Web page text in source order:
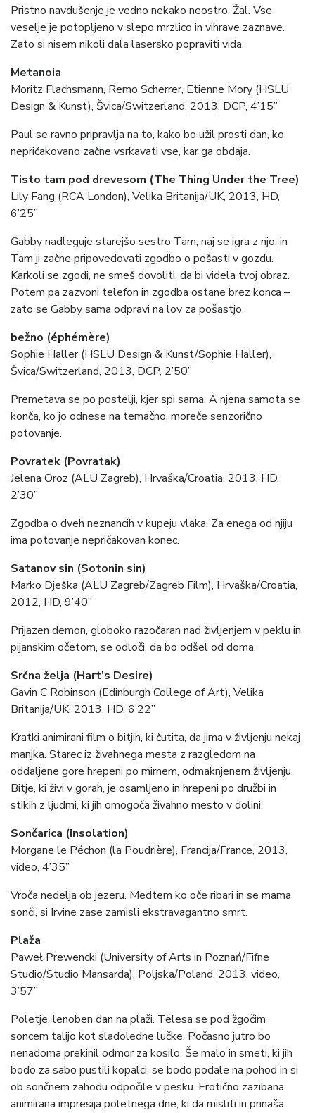
Pristno navdušenje je vedno nekako neostro. Žal. Vse
veselje je potopljeno v slepo mrzlico in vihrave zaznave.
Zato si nisem nikoli dala lasersko popraviti vida.
Metanoia
Moritz Flachsmann, Remo Scherrer, Etienne Mory (HSLU
Design & Kunst), Švica/Switzerland, 2013, DCP, 4’15”
Paul se ravno pripravlja na to, kako bo užil prosti dan, ko
nepričakovano začne vsrkavati vse, kar ga obdaja.
Tisto tam pod drevesom (The Thing Under the Tree)
Lily Fang (RCA London), Velika Britanija/UK, 2013, HD,
6’25”
Gabby nadleguje starejšo sestro Tam, naj se igra z njo, in
Tam ji začne pripovedovati zgodbo o pošasti v gozdu.
Karkoli se zgodi, ne smeš dovoliti, da bi videla tvoj obraz.
Potem pa zazvoni telefon in zgodba ostane brez konca –
zato se Gabby sama odpravi na lov za pošastjo.
bežno (éphémère)
Sophie Haller (HSLU Design & Kunst/Sophie Haller),
Švica/Switzerland, 2013, DCP, 2’50”
Premetava se po postelji, kjer spi sama. A njena samota se
konča, ko jo odnese na temačno, moreče senzorično
potovanje.
Povratek (Povratak)
Jelena Oroz (ALU Zagreb), Hrvaška/Croatia, 2013, HD,
2’30’’
Zgodba o dveh neznancih v kupeju vlaka. Za enega od njiju
ima potovanje nepričakovan konec.
Satanov sin (Sotonin sin)
Marko Dješka (ALU Zagreb/Zagreb Film), Hrvaška/Croatia,
2012, HD, 9’40”
Prijazen demon, globoko razočaran nad življenjem v peklu in
pijanskim očetom, se odloči, da bo odšel od doma.
Srčna želja (Hart’s Desire)
Gavin C Robinson (Edinburgh College of Art), Velika
Britanija/UK, 2013, HD, 6’22”
Kratki animirani film o bitjih, ki čutita, da jima v življenju nekaj
manjka. Starec iz živahnega mesta z razgledom na
oddaljene gore hrepeni po mirnem, odmaknjenem življenju.
Bitje, ki živi v gorah, je osamljeno in hrepeni po družbi in
stikih z ljudmi, ki jih omogoča živahno mesto v dolini.
Sončarica (Insolation)
Morgane le Péchon (la Poudrière), Francija/France, 2013,
video, 4’35”
Vroča nedelja ob jezeru. Medtem ko oče ribari in se mama
sonči, si Irvine zase zamisli ekstravagantno smrt.
Plaža
Paweł Prewencki (University of Arts in Poznań/Fifne
Studio/Studio Mansarda), Poljska/Poland, 2013, video,
3’57”
Poletje, lenoben dan na plaži. Telesa se pod žgočim
soncem talijo kot sladoledne lučke. Počasno jutro bo
nenadoma prekinil odmor za kosilo. Še malo in smeti, ki jih
bodo za sabo pustili kopalci, se bodo podale na pohod in si
ob sončnem zahodu odpočile v pesku. Erotično zazibana
animirana impresija poletnega dne, ki da misliti in prinaša